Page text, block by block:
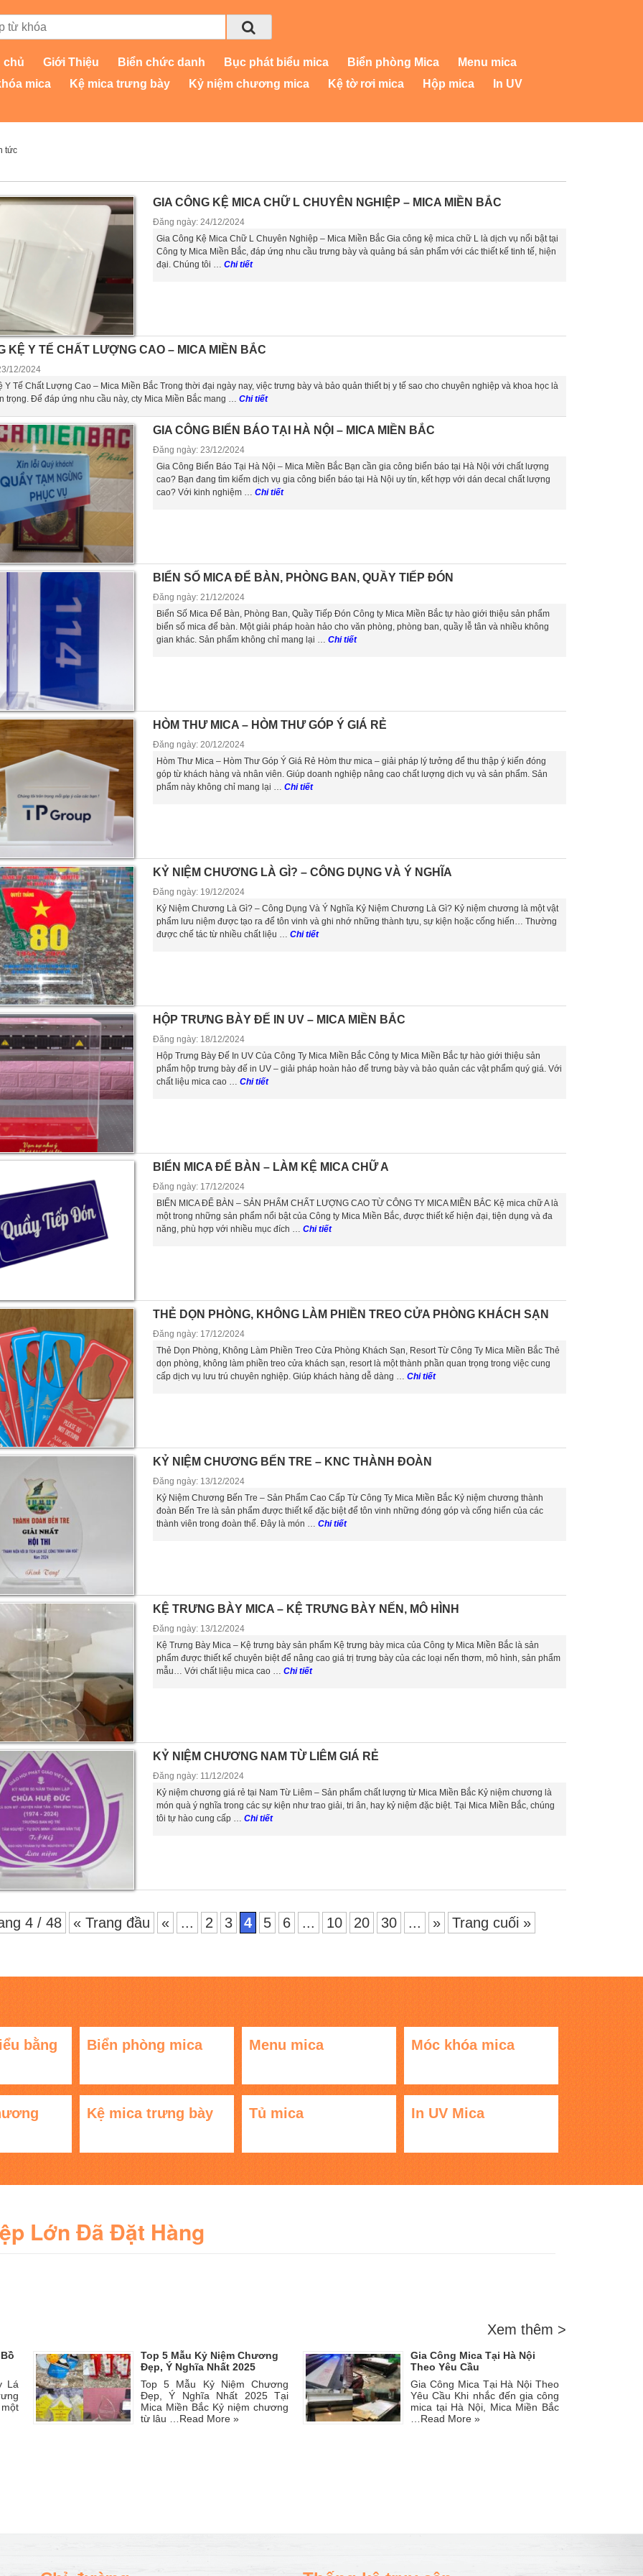
chủ Giới Thiệu Biển chức danh Bục phát biểu mica Biển phòng Mica
Menu mica
mica
Kệ mica trưng bày Kỷ niệm chương mica Kệ tờ rơi mica Hộp mica In UV
tức
GIA CÔNG KỆ MICA CHỮ L CHUYÊN NGHIỆP – MICA MIỀN BẮC
Đăng ngày: 24/12/2024
Gia Công Kệ Mica Chữ L Chuyên Nghiệp – Mica Miền Bắc Gia công kệ mica chữ L là dịch vụ nổi bật tại
Công ty Mica Miền Bắc, đáp ứng nhu cầu trưng bày và quảng bá sản phẩm với các thiết kế tinh tế, hiện
đại. Chúng tôi … Chi tiết
KỆ Y TẾ CHẤT LƯỢNG CAO – MICA MIỀN BẮC
12/2024
Y Tế Chất Lượng Cao – Mica Miền Bắc Trong thời đại ngày nay, việc trưng bày và bảo quản thiết bị y tế sao cho chuyên nghiệp và khoa học là
trọng. Để đáp ứng nhu cầu này, cty Mica Miền Bắc mang … Chi tiết
GIA CÔNG BIỂN BÁO TẠI HÀ NỘI – MICA MIỀN BẮC
Đăng ngày: 23/12/2024
Gia Công Biển Báo Tại Hà Nội – Mica Miền Bắc Bạn cần gia công biển báo tại Hà Nội với chất lượng
cao? Bạn đang tìm kiếm dịch vụ gia công biển báo tại Hà Nội uy tín, kết hợp với dán decal chất lượng
cao? Với kinh nghiệm … Chi tiết
BIỂN SỐ MICA ĐỂ BÀN, PHÒNG BAN, QUẦY TIẾP ĐÓN
Đăng ngày: 21/12/2024
Biển Số Mica Để Bàn, Phòng Ban, Quầy Tiếp Đón Công ty Mica Miền Bắc tự hào giới thiệu sản phẩm
biển số mica để bàn. Một giải pháp hoàn hảo cho văn phòng, phòng ban, quầy lễ tân và nhiều không
gian khác. Sản phẩm không chỉ mang lại … Chi tiết
HÒM THƯ MICA – HÒM THƯ GÓP Ý GIÁ RẺ
Đăng ngày: 20/12/2024
Hòm Thư Mica – Hòm Thư Góp Ý Giá Rẻ Hòm thư mica – giải pháp lý tưởng để thu thập ý kiến đóng
góp từ khách hàng và nhân viên. Giúp doanh nghiệp nâng cao chất lượng dịch vụ và sản phẩm. Sản
phẩm này không chỉ mang lại … Chi tiết
KỶ NIỆM CHƯƠNG LÀ GÌ? – CÔNG DỤNG VÀ Ý NGHĨA
Đăng ngày: 19/12/2024
Kỷ Niệm Chương Là Gì? – Công Dụng Và Ý Nghĩa Kỷ Niệm Chương Là Gì? Kỷ niệm chương là một vật
phẩm lưu niệm được tạo ra để tôn vinh và ghi nhớ những thành tựu, sự kiện hoặc cống hiến… Thường
được chế tác từ nhiều chất liệu … Chi tiết
HỘP TRƯNG BÀY ĐẾ IN UV – MICA MIỀN BẮC
Đăng ngày: 18/12/2024
Hộp Trưng Bày Đế In UV Của Công Ty Mica Miền Bắc Công ty Mica Miền Bắc tự hào giới thiệu sản
phẩm hộp trưng bày đế in UV – giải pháp hoàn hảo để trưng bày và bảo quản các vật phẩm quý giá. Với
chất liệu mica cao … Chi tiết
BIỂN MICA ĐỂ BÀN – LÀM KỆ MICA CHỮ A
Đăng ngày: 17/12/2024
BIỂN MICA ĐỂ BÀN – SẢN PHẨM CHẤT LƯỢNG CAO TỪ CÔNG TY MICA MIỀN BẮC Kệ mica chữ A là
một trong những sản phẩm nổi bật của Công ty Mica Miền Bắc, được thiết kế hiện đại, tiện dụng và đa
năng, phù hợp với nhiều mục đích … Chi tiết
THẺ DỌN PHÒNG, KHÔNG LÀM PHIỀN TREO CỬA PHÒNG KHÁCH SẠN
Đăng ngày: 17/12/2024
Thẻ Dọn Phòng, Không Làm Phiền Treo Cửa Phòng Khách Sạn, Resort Từ Công Ty Mica Miền Bắc Thẻ
dọn phòng, không làm phiền treo cửa khách sạn, resort là một thành phần quan trọng trong việc cung
cấp dịch vụ lưu trú chuyên nghiệp. Giúp khách hàng dễ dàng … Chi tiết
KỶ NIỆM CHƯƠNG BẾN TRE – KNC THÀNH ĐOÀN
Đăng ngày: 13/12/2024
Kỷ Niệm Chương Bến Tre – Sản Phẩm Cao Cấp Từ Công Ty Mica Miền Bắc Kỷ niệm chương thành
đoàn Bến Tre là sản phẩm được thiết kế đặc biệt để tôn vinh những đóng góp và cống hiến của các
thành viên trong đoàn thể. Đây là món … Chi tiết
KỆ TRƯNG BÀY MICA – KỆ TRƯNG BÀY NẾN, MÔ HÌNH
Đăng ngày: 13/12/2024
Kệ Trưng Bày Mica – Kệ trưng bày sản phẩm Kệ trưng bày mica của Công ty Mica Miền Bắc là sản
phẩm được thiết kế chuyên biệt để nâng cao giá trị trưng bày của các loại nến thơm, mô hình, sản phẩm
mẫu… Với chất liệu mica cao … Chi tiết
KỶ NIỆM CHƯƠNG NAM TỪ LIÊM GIÁ RẺ
Đăng ngày: 11/12/2024
Kỷ niệm chương giá rẻ tại Nam Từ Liêm – Sản phẩm chất lượng từ Mica Miền Bắc Kỷ niệm chương là
món quà ý nghĩa trong các sự kiện như trao giải, tri ân, hay kỷ niệm đặc biệt. Tại Mica Miền Bắc, chúng
tôi tự hào cung cấp … Chi tiết
4 / 48 « Trang đầu « ... 2 3 4 5 6 ... 10 20 30 ... » Trang cuối »
bằng Biển phòng mica Menu mica Móc khóa mica
Kệ mica trưng bày Tủ mica In UV Mica
Lớn Đã Đặt Hàng
Xem thêm >
Lá
Top 5 Mẫu Kỷ Niệm Chương
Đẹp, Ý Nghĩa Nhất 2025
Top 5 Mẫu Kỷ Niệm Chương
Đẹp, Ý Nghĩa Nhất 2025 Tại
Mica Miền Bắc Kỷ niệm chương
từ lâu … Read More »
Gia Công Mica Tại Hà Nội
Theo Yêu Cầu
Gia Công Mica Tại Hà Nội Theo
Yêu Cầu Khi nhắc đến gia công
mica tại Hà Nội, Mica Miền Bắc
Read More »